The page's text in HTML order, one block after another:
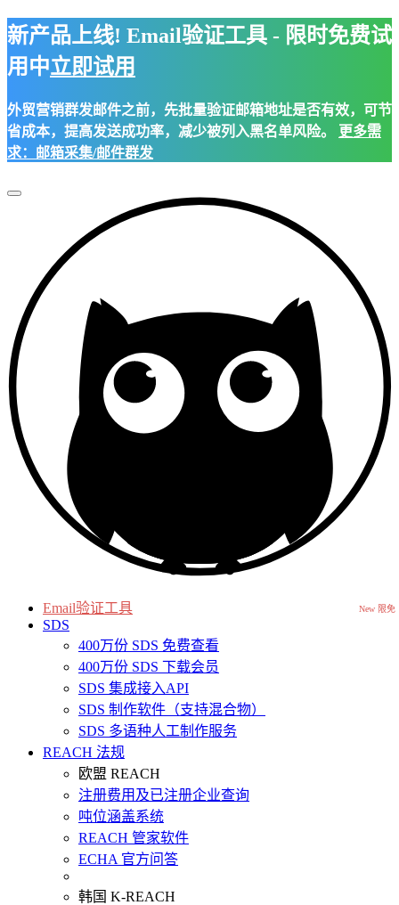
新产品上线! Email验证工具 - 限时免费试
用中立即试用
外贸营销群发邮件之前，先批量验证邮箱地址是否有效，可节
省成本，提高发送成功率，减少被列入黑名单风险。
更多需
求：邮箱采集/邮件群发
Toggle
Email验证工具 New 限免
SDS
400万份 SDS 免费查看
400万份 SDS 下载会员
SDS 集成接入API
SDS 制作软件（支持混合物）
SDS 多语种人工制作服务
REACH 法规
欧盟 REACH
注册费用及已注册企业查询
吨位涵盖系统
REACH 管家软件
ECHA 官方问答
韩国 K-REACH